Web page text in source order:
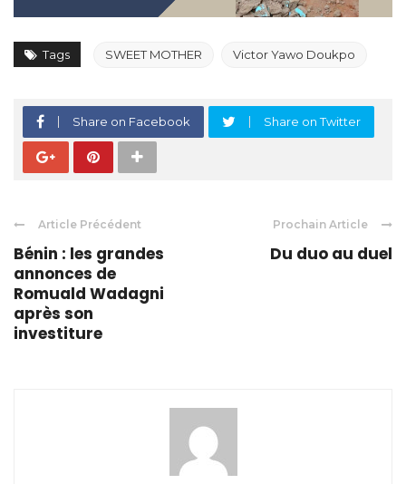
Tags SWEET MOTHER Victor Yawo Doukpo
Share on Facebook Share on Twitter
Article Précédent
Bénin : les grandes
annonces de
Romuald Wadagni
après son
investiture
Prochain Article
Du duo au duel